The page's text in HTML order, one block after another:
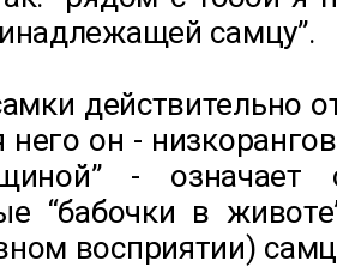
самцу”.
действительно
он -
- означает
“бабочки в
восприятии)